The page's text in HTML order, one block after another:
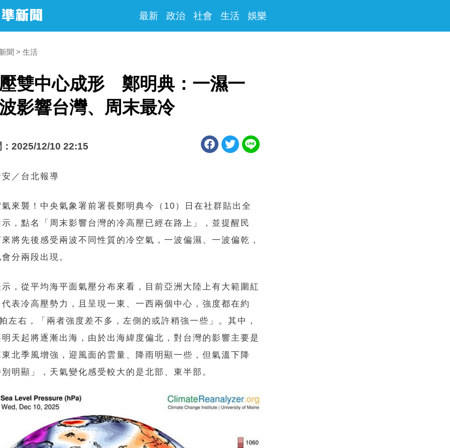
最新 政治 社會 生活 娛樂
聞 生活
雙中心成形 鄭明典：一濕一
影響台灣、周末最冷
：2025/12/10 22:15
／台北報導
來襲！中央氣象署前署長鄭明典今（10）日在社群貼出全
，點名「周末影響台灣的冷高壓已經在路上」，並提醒民
將先後感受兩波不同性質的冷空氣，一波偏濕、一波偏乾，
分兩段出現。
，從平均海平面氣壓分布來看，目前亞洲大陸上有大範圍紅
表冷高壓勢力，且呈現一東、一西兩個中心，強度都在約
左右，「兩者強度差不多，左側的或許稍強一些」。其中，
天起將逐漸出海，由於出海緯度偏北，對台灣的影響主要是
北季風增強，迎風面的雲量、降雨明顯一些，但氣溫下降
明顯」，天氣變化感受較大的是北部、東半部。